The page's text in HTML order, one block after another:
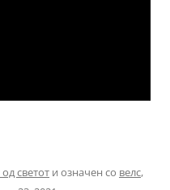
светот и означен со велс,